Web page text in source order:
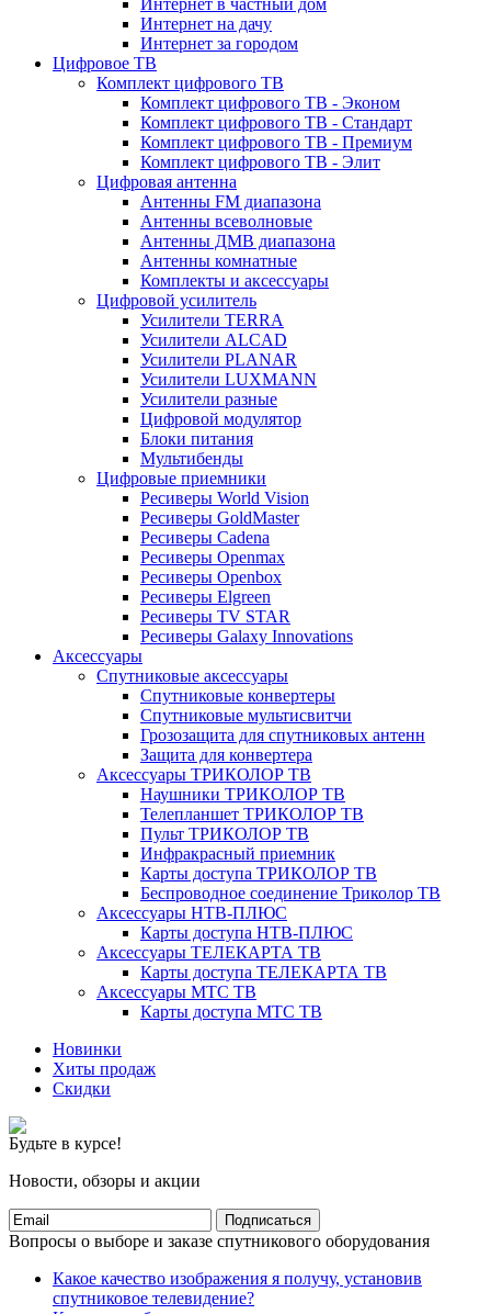
Интернет в частный дом
Интернет на дачу
Интернет за городом
Цифровое ТВ
Комплект цифрового ТВ
Комплект цифрового ТВ - Эконом
Комплект цифрового ТВ - Стандарт
Комплект цифрового ТВ - Премиум
Комплект цифрового ТВ - Элит
Цифровая антенна
Антенны FM диапазона
Антенны всеволновые
Антенны ДМВ диапазона
Антенны комнатные
Комплекты и аксессуары
Цифровой усилитель
Усилители TERRA
Усилители ALCAD
Усилители PLANAR
Усилители LUXMANN
Усилители разные
Цифровой модулятор
Блоки питания
Мультибенды
Цифровые приемники
Ресиверы World Vision
Ресиверы GoldMaster
Ресиверы Cadena
Ресиверы Openmax
Ресиверы Openbox
Ресиверы Elgreen
Ресиверы TV STAR
Ресиверы Galaxy Innovations
Аксессуары
Спутниковые аксессуары
Спутниковые конвертеры
Спутниковые мультисвитчи
Грозозащита для спутниковых антенн
Защита для конвертера
Аксессуары ТРИКОЛОР ТВ
Наушники ТРИКОЛОР ТВ
Телепланшет ТРИКОЛОР ТВ
Пульт ТРИКОЛОР ТВ
Инфракрасный приемник
Карты доступа ТРИКОЛОР ТВ
Беспроводное соединение Триколор ТВ
Аксессуары НТВ-ПЛЮС
Карты доступа НТВ-ПЛЮС
Аксессуары ТЕЛЕКАРТА ТВ
Карты доступа ТЕЛЕКАРТА ТВ
Аксессуары МТС ТВ
Карты доступа МТС ТВ
Новинки
Хиты продаж
Скидки
Будьте в курсе!
Новости, обзоры и акции
Подписаться
Вопросы о выборе и заказе спутникового оборудования
Какое качество изображения я получу, установив
спутниковое телевидение?